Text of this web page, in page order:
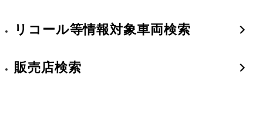
リコール等情報対象車両検索
販売店検索